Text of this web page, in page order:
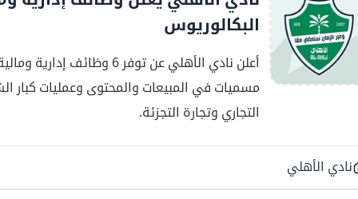
البكالوريوس
أعلن نادي الأهلي عن توفر
التجاري وتجارة التجزئة.
نادي الأهلي